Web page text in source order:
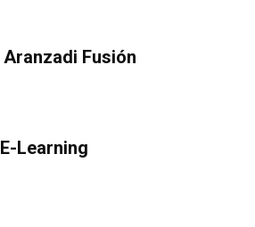
Aranzadi Fusión
E-Learning